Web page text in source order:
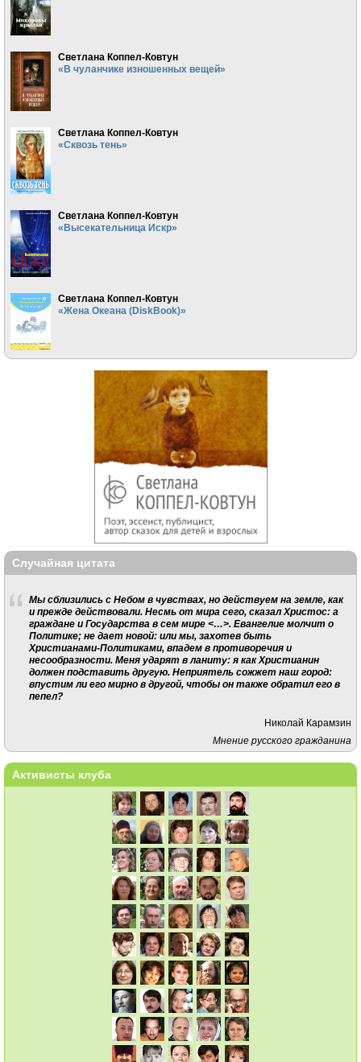
Светлана Коппел-Ковтун
«В чуланчике изношенных вещей»
Светлана Коппел-Ковтун
«Сквозь тень»
Светлана Коппел-Ковтун
«Высекательница Искр»
Светлана Коппел-Ковтун
«Жена Океана (DiskBook)»
Случайная цитата
Мы сблизились с Небом в чувствах, но действуем на земле, как
и прежде действовали. Несмь от мира сего, сказал Христос: а
граждане и Государства в сем мире <…>. Евангелие молчит о
Политике; не дает новой: или мы, захотев быть
Христианами-Политиками, впадем в противоречия и
несообразности. Меня ударят в ланиту: я как Христианин
должен подставить другую. Неприятель сожжет наш город:
впустим ли его мирно в другой, чтобы он также обратил его в
пепел?
Николай Карамзин
Мнение русского гражданина
Активисты клуба